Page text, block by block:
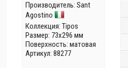
Производитель: Sant
Agostino
Коллекция: Tipos
Размер: 73x296 мм
Поверхность: матовая
Артикул: 88277